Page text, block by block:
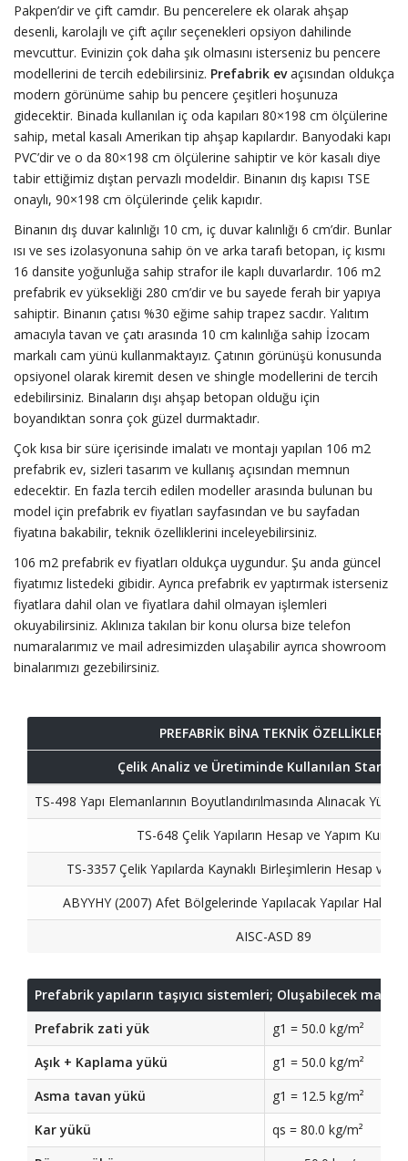
Pakpen’dir ve çift camdır. Bu pencerelere ek olarak ahşap
desenli, karolajlı ve çift açılır seçenekleri opsiyon dahilinde
mevcuttur. Evinizin çok daha şık olmasını isterseniz bu pencere
modellerini de tercih edebilirsiniz. Prefabrik evaçısından oldukça
modern görünüme sahip bu pencere çeşitleri hoşunuza
gidecektir. Binada kullanılan iç oda kapıları 80×198 cm ölçülerine
sahip, metal kasalı Amerikan tip ahşap kapılardır. Banyodaki kapı
PVC’dir ve o da 80×198 cm ölçülerine sahiptir ve kör kasalı diye
tabir ettiğimiz dıştan pervazlı modeldir. Binanın dış kapısı TSE
onaylı, 90×198 cm ölçülerinde çelik kapıdır.
Binanın dış duvar kalınlığı 10 cm, iç duvar kalınlığı 6 cm’dir. Bunlar
ısı ve ses izolasyonuna sahip ön ve arka tarafı betopan, iç kısmı
16 dansite yoğunluğa sahip strafor ile kaplı duvarlardır. 106 m2
prefabrik ev yüksekliği 280 cm’dir ve bu sayede ferah bir yapıya
sahiptir. Binanın çatısı %30 eğime sahip trapez sacdır. Yalıtım
amacıyla tavan ve çatı arasında 10 cm kalınlığa sahip İzocam
markalı cam yünü kullanmaktayız. Çatının görünüşü konusunda
opsiyonel olarak kiremit desen ve shingle modellerini de tercih
edebilirsiniz. Binaların dışı ahşap betopan olduğu için
boyandıktan sonra çok güzel durmaktadır.
Çok kısa bir süre içerisinde imalatı ve montajı yapılan 106 m2
prefabrik ev, sizleri tasarım ve kullanış açısından memnun
edecektir. En fazla tercih edilen modeller arasında bulunan bu
model için prefabrik ev fiyatları sayfasından ve bu sayfadan
fiyatına bakabilir, teknik özelliklerini inceleyebilirsiniz.
106 m2 prefabrik ev fiyatları oldukça uygundur. Şu anda güncel
fiyatımız listedeki gibidir. Ayrıca prefabrik ev yaptırmak isterseniz
fiyatlara dahil olan ve fiyatlara dahil olmayan işlemleri
okuyabilirsiniz. Aklınıza takılan bir konu olursa bize telefon
numaralarımız ve mail adresimizden ulaşabilir ayrıca showroom
binalarımızı gezebilirsiniz.
PREFABRİK BİNA TEKNİK ÖZELLİKLERİ
Çelik Analiz ve Üretiminde Kullanılan
TS-498 Yapı Elemanlarının Boyutlandırılmasında Alınacak
TS-648 Çelik Yapıların Hesap ve Yapım
TS-3357 Çelik Yapılarda Kaynaklı Birleşimlerin Hesap ve
ABYYHY (2007) Afet Bölgelerinde Yapılacak Yapılar
AISC-ASD 89
Prefabrik yapıların taşıyıcı sistemleri; Oluşabilecek
Prefabrik zati yük
g1 = 50.0 kg/m²
Aşık + Kaplama yükü
g1 = 50.0 kg/m²
Asma tavan yükü
g1 = 12.5 kg/m²
Kar yükü
qs = 80.0 kg/m²